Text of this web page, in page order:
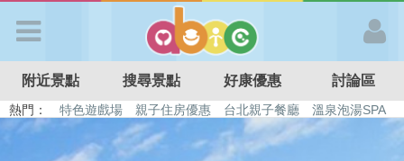
APP登入
首 頁
附近景點 搜尋景點 好康優惠 討論區
熱門： 特色遊戲場 親子住房優惠 台北親子餐廳
溫泉泡湯SPA
溜滑梯民宿
觀光工廠 日本親子景點